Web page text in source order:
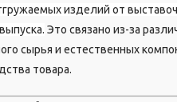
изделий от
Это связано из-за
сырья и естественных
товара.